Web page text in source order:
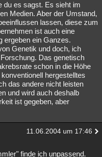
du es sagst. Es sieht im
Medien. Aber der Umstand,
lassen, diese zum
ist auch eine
ergeben ein Ganzes.
Genetik und doch, ich
Das genetisch
schon in die Höhe
hergestelltes
das andere nicht leisten
und wird auch deshalb
ist gegeben, aber
11.06.2004 um 17:46
finde ich unpassend.